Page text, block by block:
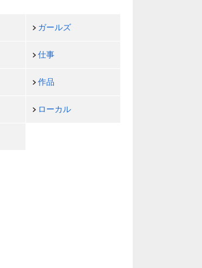
ガールズ
仕事
作品
ローカル